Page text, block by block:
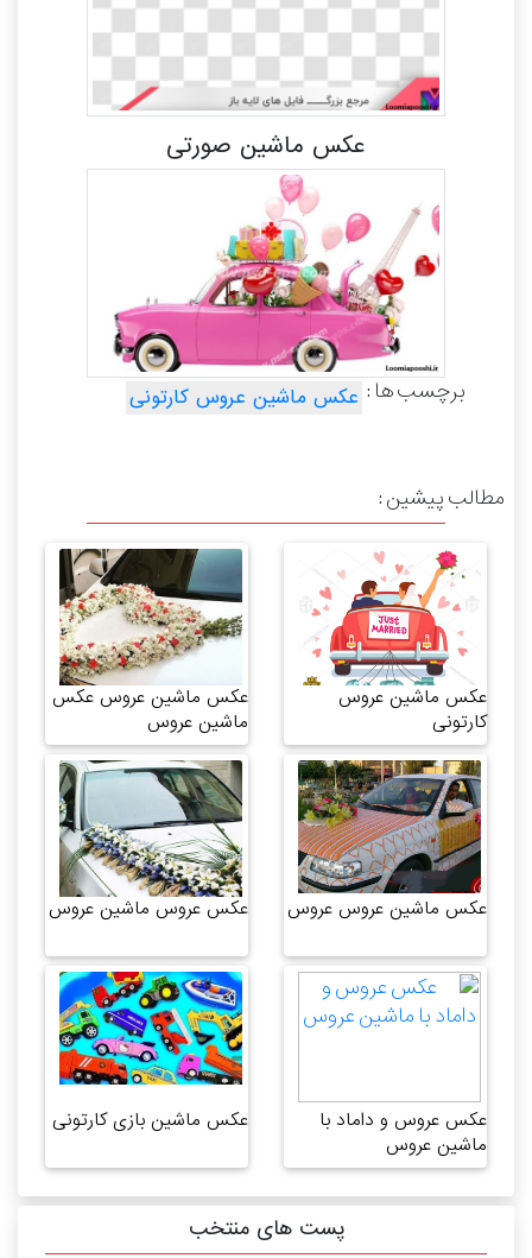
عکس ماشین صورتی
برچسب ها : عکس ماشین عروس کارتونی
مطالب پیشین :
عکس ماشین عروس
کارتونی
عکس ماشین عروس عکس
ماشین عروس
عکس ماشین عروس عروس عکس عروس ماشین عروس
عکس عروس و داماد با
ماشین عروس
عکس ماشین بازی کارتونی
پست های منتخب